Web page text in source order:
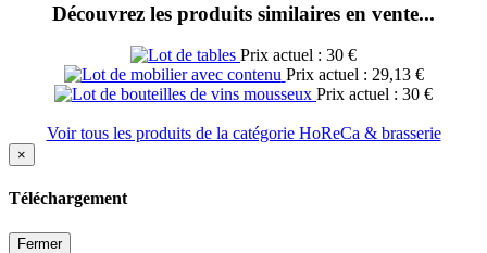
Découvrez les produits similaires en vente...
Prix actuel : 30 €
Prix actuel : 29,13 €
Prix actuel : 30 €
Voir tous les produits de la catégorie HoReCa & brasserie
×
Téléchargement
Fermer